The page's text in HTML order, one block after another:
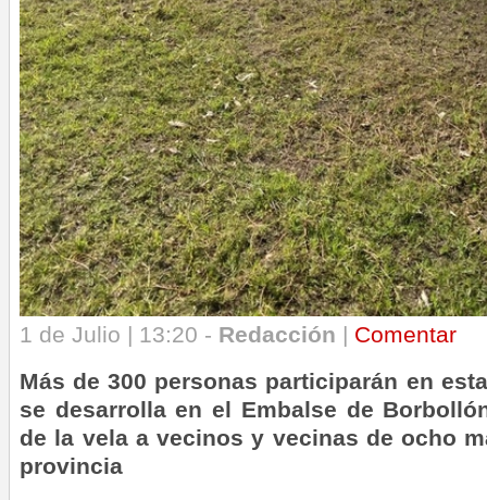
1 de Julio | 13:20 - Redacción | Comentar
Más de 300 personas participarán en
se desarrolla en el Embalse de
de la vela a vecinos y vecinas de ocho
provincia